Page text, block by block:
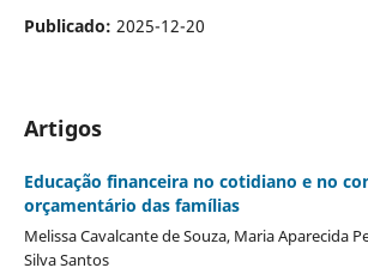
Publicado: 2025-12-20
Artigos
Educação financeira no cotidiano e no
orçamentário das famílias
Melissa Cavalcante de Souza, Maria Aparecida
Silva Santos